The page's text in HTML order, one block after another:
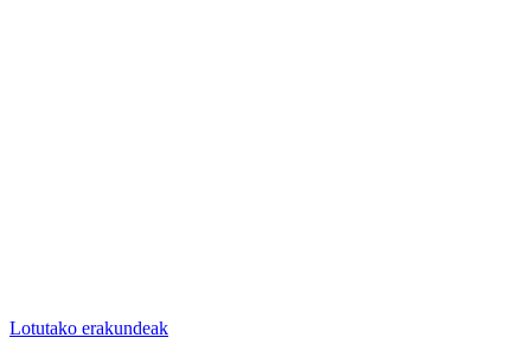
Lotutako erakundeak